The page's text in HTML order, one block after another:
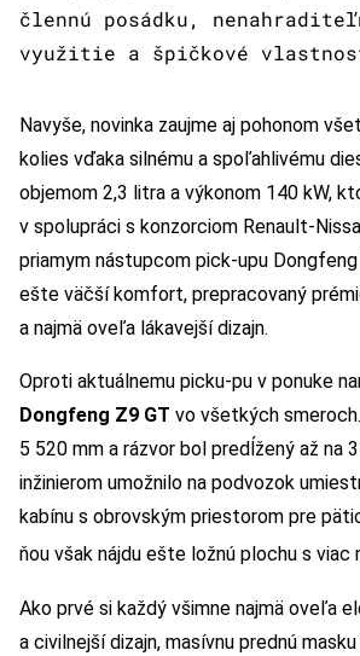
člennú posádku,
využitie a špičkové
Navyše, novinka zaujme aj pohonom
kolies vďaka silnému a spoľahlivému
objemom 2,3 litra a výkonom 140 kW,
v spolupráci s konzorciom Renault-
priamym nástupcom pick-upu Dongfeng
ešte väčší komfort, prepracovaný
a najmä oveľa lákavejší dizajn.
Oproti aktuálnemu picku-pu v ponuke
Dongfeng Z9 GT vo všetkých
5 520 mm a rázvor bol predĺžený až na
inžinierom umožnilo na podvozok
kabínu s obrovským priestorom pre
ňou však nájdu ešte ložnú plochu s viac
Ako prvé si každý všimne najmä oveľa
a civilnejší dizajn, masívnu prednú